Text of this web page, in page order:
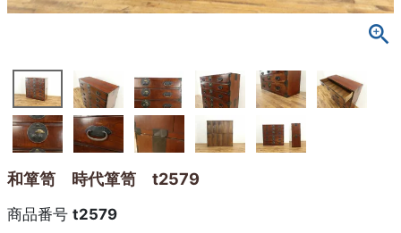
和箪笥 時代箪笥 t2579
商品番号 t2579